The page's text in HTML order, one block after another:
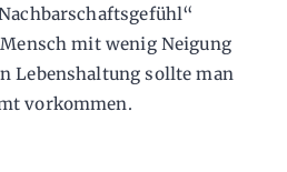
mit wenig Neigung
Lebenshaltung sollte man
vorkommen.